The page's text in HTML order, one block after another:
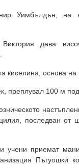
Уимбълдън, на
дава
киселина, основа на
преплувал 100 м
последван от
учени приемат
Пъгуошки